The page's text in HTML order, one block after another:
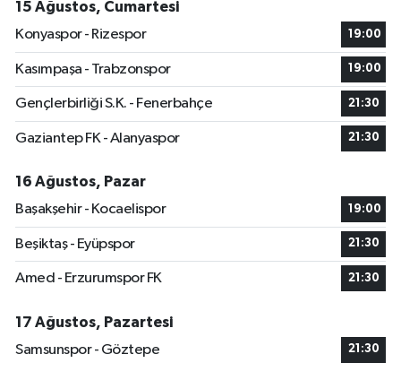
15 Ağustos, Cumartesi
Konyaspor - Rizespor
19:00
Kasımpaşa - Trabzonspor 19:00
Gençlerbirliği S.K. - Fenerbahçe 21:30
Gaziantep FK - Alanyaspor 21:30
16 Ağustos, Pazar
Başakşehir - Kocaelispor
19:00
Beşiktaş - Eyüpspor 21:30
Amed - Erzurumspor FK 21:30
17 Ağustos, Pazartesi
Samsunspor - Göztepe
21:30